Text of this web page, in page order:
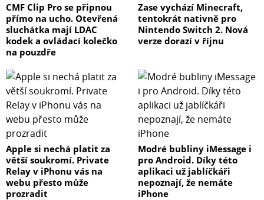
CMF Clip Pro se připnou
přímo na ucho. Otevřená
sluchátka mají LDAC
kodek a ovládací kolečko
na pouzdře
Zase vychází Minecraft,
tentokrát nativně pro
Nintendo Switch 2. Nová
verze dorazí v říjnu
Apple si nechá platit za
větší soukromí. Private
Relay v iPhonu vás na
webu přesto může
prozradit
Modré bubliny iMessage i
pro Android. Díky této
aplikaci už jablíčkáři
nepoznají, že nemáte
iPhone